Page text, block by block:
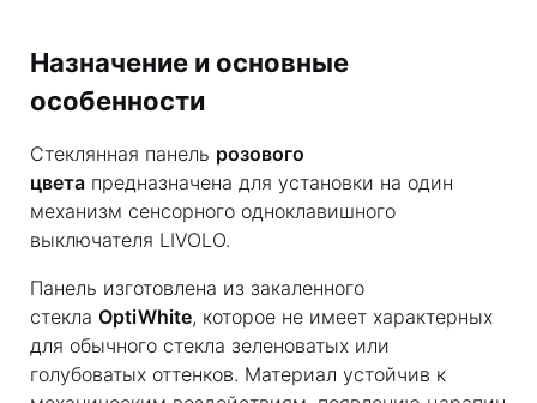
Назначение и основные
особенности
Стеклянная панель розового
цвета предназначена для установки на один
механизм сенсорного одноклавишного
выключателя LIVOLO.
Панель изготовлена из закаленного
стекла OptiWhite, которое не имеет характерных
для обычного стекла зеленоватых или
голубоватых оттенков. Материал устойчив к